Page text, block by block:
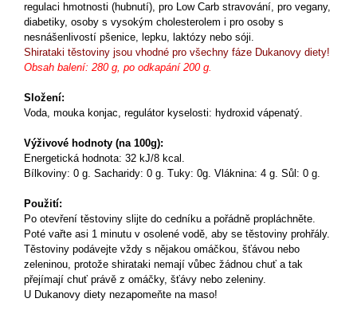
regulaci hmotnosti (hubnutí), pro Low Carb stravování, pro vegany,
diabetiky, osoby s vysokým cholesterolem i pro osoby s
nesnášenlivostí pšenice, lepku, laktózy nebo sóji.
Shirataki těstoviny jsou vhodné pro všechny fáze Dukanovy diety!
Obsah balení: 280 g, po odkapání 200 g.
Složení:
Voda, mouka konjac, regulátor kyselosti: hydroxid vápenatý.
Výživové hodnoty (na 100g):
Energetická hodnota: 32 kJ/8 kcal.
Bílkoviny: 0 g. Sacharidy: 0 g. Tuky: 0g. Vláknina: 4 g. Sůl: 0 g.
Použití:
Po otevření těstoviny slijte do cedníku a pořádně propláchněte.
Poté vařte asi 1 minutu v osolené vodě, aby se těstoviny prohřály.
Těstoviny podávejte vždy s nějakou omáčkou, šťávou nebo
zeleninou, protože shirataki nemají vůbec žádnou chuť a tak
přejímají chuť právě z omáčky, šťávy nebo zeleniny.
U Dukanovy diety nezapomeňte na maso!